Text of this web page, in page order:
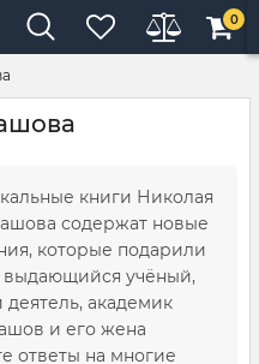
0
книги Николая
содержат новые
которые подарили
выдающийся учёный,
академик
и его жена
ответы на многие